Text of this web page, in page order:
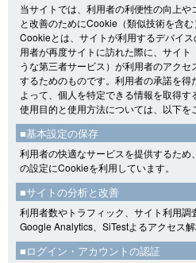
当サイトでは、利用者の利便性の向上
と改善のためにCookie（類似技術を含む
Cookieとは、サイトが利用するデバイ
用者が再度サイトに訪れた際に、サイ
うな第三者サービス）が利用者のアク
するためのものです。利用者の承諾を
よって、個人を特定できる情報を取得す
使用目的と使用方法については、以下を
■基本設定の保存
利用者の快適なサービスを提供するた
の設定にCookieを利用しています。
■サイトの分析と改善
利用者数やトラフィック、サイト利用調
Google Analytics、SiTestよるアクセス
■ログイン・アカウントの認証